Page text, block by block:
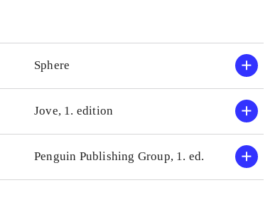
Sphere
Jove, 1. edition
Penguin Publishing Group, 1. ed.